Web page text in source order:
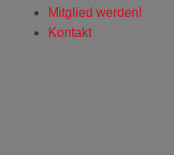
Mitglied werden!
Kontakt